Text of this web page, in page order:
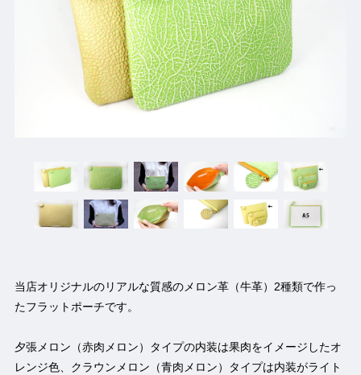
当店オリジナルのリアルな質感のメロン革（牛革）2種類で作っ
たフラットポーチです。
夕張メロン（赤肉メロン）タイプの内装は果肉をイメージしたオ
レンジ色、クラウンメロン（青肉メロン）タイプは内装がライト